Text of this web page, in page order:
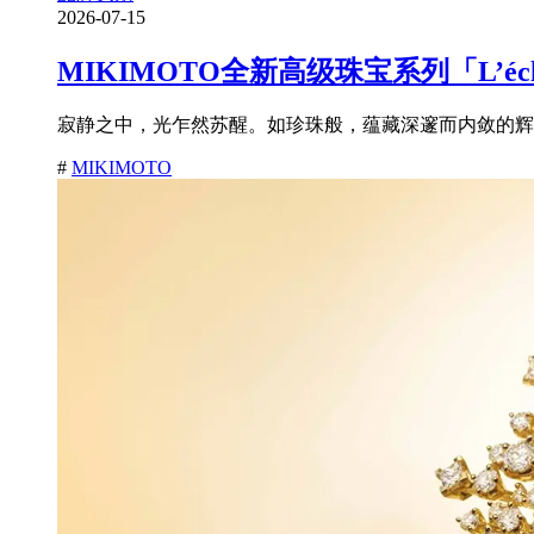
2026-07-15
MIKIMOTO全新高级珠宝系列「
寂静之中，光乍然苏醒。如珍珠般，蕴藏深邃而内敛的
# MIKIMOTO